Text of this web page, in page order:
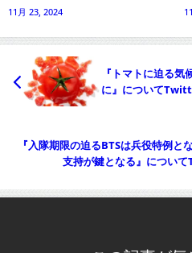
11月 23, 2024
『トマトに迫る
に』について
『入隊期限の迫るBTSは兵役特例と
支持が鍵となる』につい